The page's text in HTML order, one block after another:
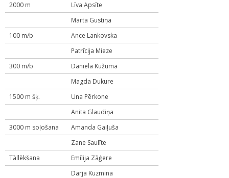
2000 m
Līva Apsīte
Marta Gustiņa
100 m/b
Ance Lankovska
Patrīcija Mieze
300 m/b
Daniela Kužuma
Magda Dukure
1500 m šķ.
Una Pērkone
Anita Glaudiņa
3000 m soļošana
Amanda Gaiļuša
Zane Saulīte
Tāllēkšana
Emīlija Zāģere
Darja Kuzmina